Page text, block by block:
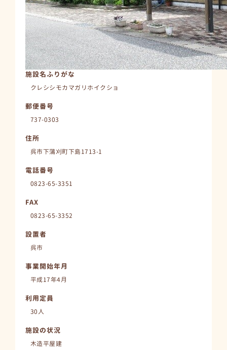
施設名ふりがな
クレシシモカマガリホイクショ
郵便番号
737-0303
住所
呉市下蒲刈町下島1713-1
電話番号
0823-65-3351
FAX
0823-65-3352
設置者
呉市
事業開始年月
平成17年4月
利用定員
30人
施設の状況
木造平屋建